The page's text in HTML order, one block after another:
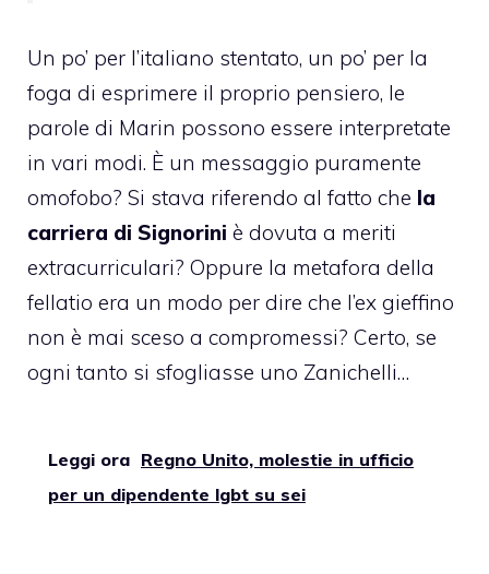
Un po’ per l’italiano stentato, un po’ per la
foga di esprimere il proprio pensiero, le
parole di Marin possono essere interpretate
in vari modi. È un messaggio puramente
omofobo? Si stava riferendo al fatto che la
carriera di Signorini è dovuta a meriti
extracurriculari? Oppure la metafora della
fellatio era un modo per dire che l’ex gieffino
non è mai sceso a compromessi? Certo, se
ogni tanto si sfogliasse uno Zanichelli…
Leggi ora Regno Unito, molestie in ufficio
per un dipendente lgbt su sei